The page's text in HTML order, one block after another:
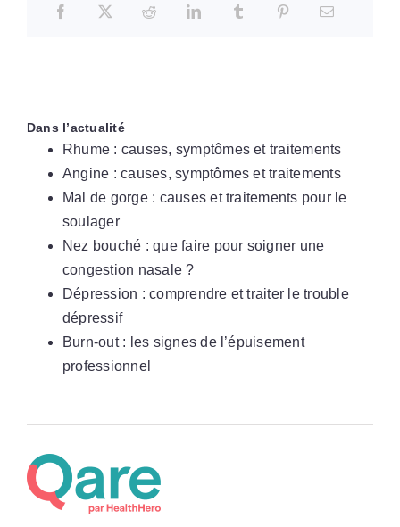
Dans l’actualité
Rhume : causes, symptômes et traitements
Angine : causes, symptômes et traitements
Mal de gorge : causes et traitements pour le
soulager
Nez bouché : que faire pour soigner une
congestion nasale ?
Dépression : comprendre et traiter le trouble
dépressif
Burn-out : les signes de l’épuisement
professionnel